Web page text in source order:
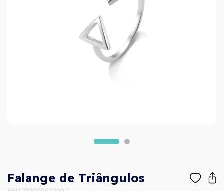
Falange de Triângulos